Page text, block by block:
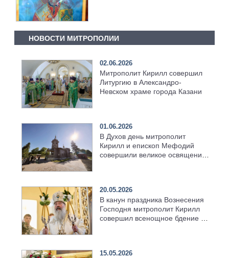
НОВОСТИ МИТРОПОЛИИ
02.06.2026
Митрополит Кирилл совершил
Литургию в Александро-
Невском храме города Казани
01.06.2026
В Духов день митрополит
Кирилл и епископ Мефодий
совершили великое освящение
20.05.2026
В канун праздника Вознесения
Господня митрополит Кирилл
совершил всенощное бдение в
15.05.2026